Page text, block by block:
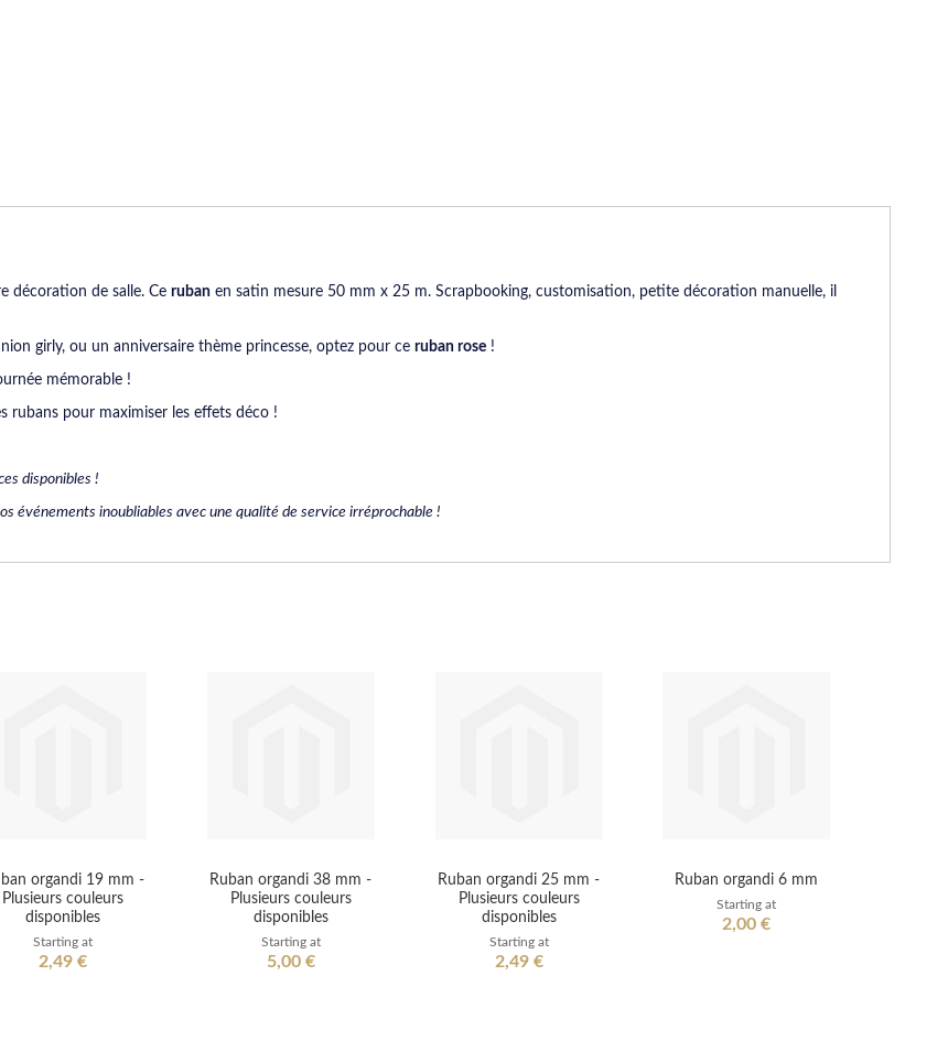
décoration de salle. Ce ruban en satin mesure 50 mm x 25 m. Scrapbooking, customisation, petite décoration manuelle, il
girly, ou un anniversaire thème princesse, optez pour ce ruban rose !
mémorable !
rubans pour maximiser les effets déco !
disponibles !
événements inoubliables avec une qualité de service irréprochable !
organdi 19 mm -
Plusieurs couleurs
disponibles
Starting at
2,49 €
Ruban organdi 38 mm -
Plusieurs couleurs
disponibles
Starting at
5,00 €
Ruban organdi 25 mm -
Plusieurs couleurs
disponibles
Starting at
2,49 €
Ruban organdi 6 mm
Starting at
2,00 €